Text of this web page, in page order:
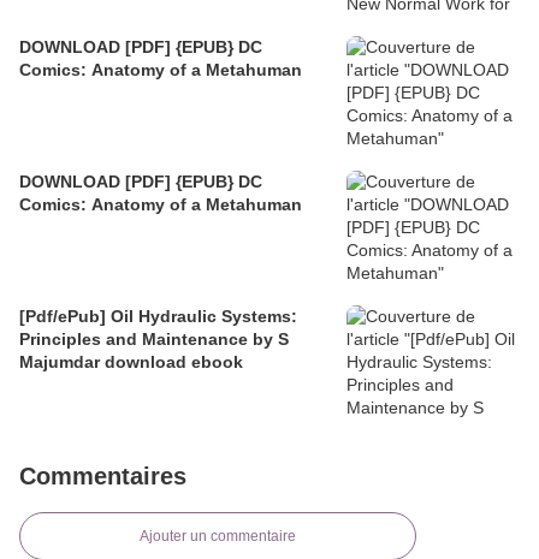
DOWNLOAD [PDF] {EPUB} DC
Comics: Anatomy of a Metahuman
DOWNLOAD [PDF] {EPUB} DC
Comics: Anatomy of a Metahuman
[Pdf/ePub] Oil Hydraulic Systems:
Principles and Maintenance by S
Majumdar download ebook
Commentaires
Ajouter un commentaire